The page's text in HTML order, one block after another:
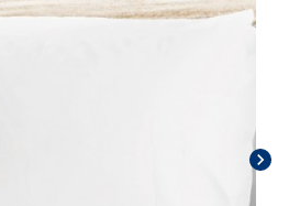
chevron_right